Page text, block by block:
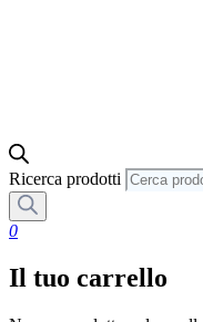
Ricerca prodotti
0
Il tuo carrello